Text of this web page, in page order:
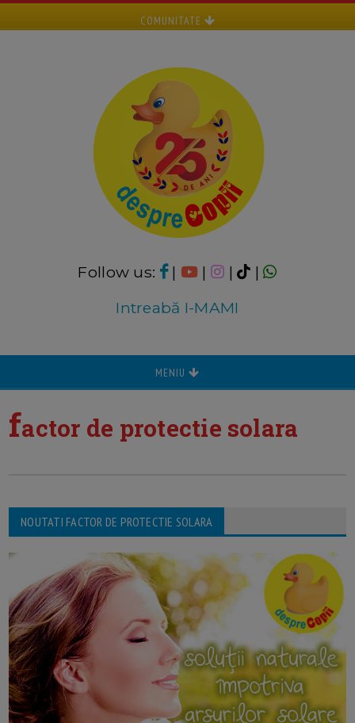
COMUNITATE
Follow us: | | |
|
Intreabă I-MAMI
MENIU
factor de protectie solara
NOUTATI FACTOR DE PROTECTIE SOLARA